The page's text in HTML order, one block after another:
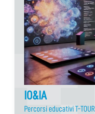
IO&IA
Percorsi educativi T-TOUR